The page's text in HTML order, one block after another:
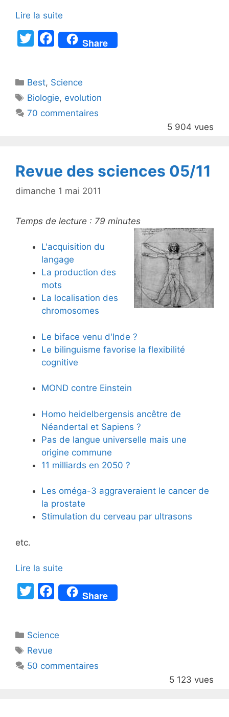
Lire la suite
T
er
F
a
e
b
o
Share
Catégories
Best, Science
Étiquettes
Biologie, evolution
70 commentaires
5 904 vues
Revue des sciences 05/11
dimanche 1 mai 2011
Temps de lecture : 79 minutes
L'acquisition du
langage
La production des
mots
La localisation des
chromosomes
Le biface venu d'Inde ?
Le bilinguisme favorise la flexibilité
cognitive
MOND contre Einstein
Homo heidelbergensis ancêtre de
Néandertal et Sapiens ?
Pas de langue universelle mais une
origine commune
11 milliards en 2050 ?
Les oméga-3 aggraveraient le cancer de
la prostate
Stimulation du cerveau par ultrasons
etc.
Lire la suite
T
er
F
a
e
o
Share
Catégories
Science
Étiquettes
Revue
50 commentaires
5 123 vues